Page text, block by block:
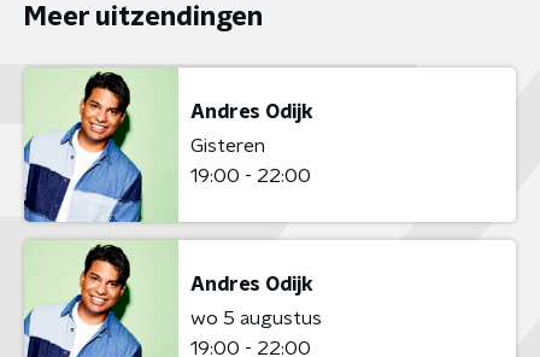
Meer uitzendingen
Andres Odijk
Gisteren
19:00 - 22:00
Andres Odijk
wo 5 augustus
19:00 - 22:00